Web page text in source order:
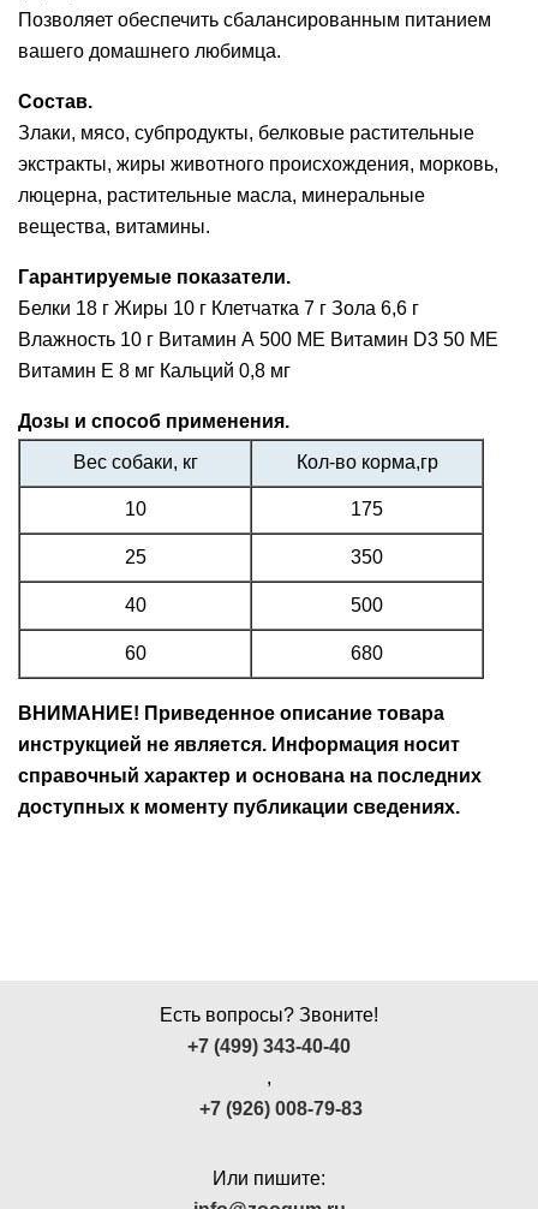
Позволяет обеспечить сбалансированным питанием
вашего домашнего любимца.
Состав.
Злаки, мясо, субпродукты, белковые растительные
экстракты, жиры животного происхождения, морковь,
люцерна, растительные масла, минеральные
вещества, витамины.
Гарантируемые показатели.
Белки 18 г Жиры 10 г Клетчатка 7 г Зола 6,6 г
Влажность 10 г Витамин А 500 МЕ Витамин D3 50 МЕ
Витамин Е 8 мг Кальций 0,8 мг
Дозы и способ применения.
Вес собаки, кг
Кол-во корма,гр
10 175
25 350
40 500
60 680
ВНИМАНИЕ! Приведенное описание товара
инструкцией не является. Информация носит
справочный характер и основана на последних
доступных к моменту публикации сведениях.
Есть вопросы? Звоните!
+7 (499) 343-40-40
,
+7 (926) 008-79-83
Или пишите: